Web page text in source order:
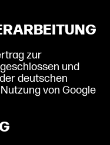
zur
und
deutschen
von Google